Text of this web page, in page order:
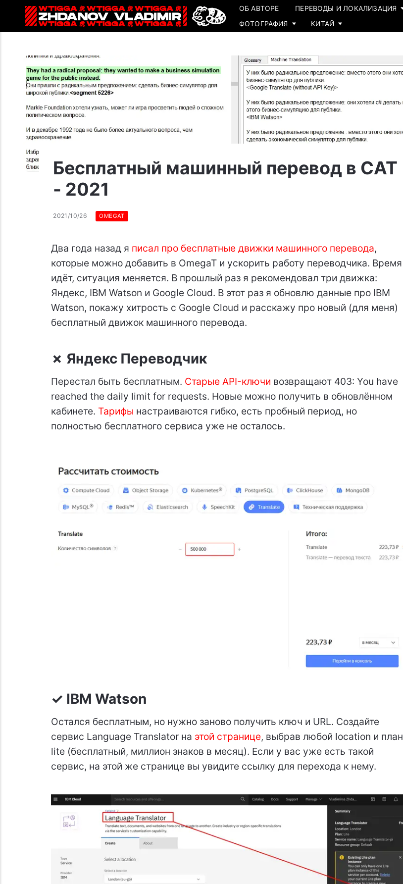
ОБ АВТОРЕ ПЕРЕВОДЫ И ЛОКАЛИЗАЦИЯ
ФОТОГРАФИЯ
КИТАЙ
Бесплатный машинный перевод в CAT
- 2021
2021/10/26 OMEGAT
Два года назад я писал про бесплатные движки машинного перевода,
которые можно добавить в OmegaT и ускорить работу переводчика. Время
идёт, ситуация меняется. В прошлый раз я рекомендовал три движка:
Яндекс, IBM Watson и Google Cloud. В этот раз я обновлю данные про IBM
Watson, покажу хитрость с Google Cloud и расскажу про новый (для меня)
бесплатный движок машинного перевода.
✗ Яндекс Переводчик
Перестал быть бесплатным. Старые API-ключи возвращают 403: You have
reached the daily limit for requests. Новые можно получить в обновлённом
кабинете. Тарифы настраиваются гибко, есть пробный период, но
полностью бесплатного сервиса уже не осталось.
✓ IBM Watson
Остался бесплатным, но нужно заново получить ключ и URL. Создайте
сервис Language Translator на этой странице, выбрав любой location и план
lite (бесплатный, миллион знаков в месяц). Если у вас уже есть такой
сервис, на этой же странице вы увидите ссылку для перехода к нему.